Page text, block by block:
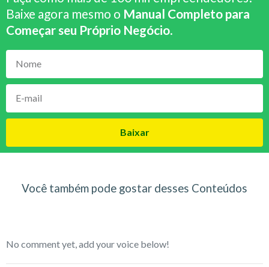
Baixe agora mesmo o Manual Completo para
Começar seu Próprio Negócio.
Baixar
Você também pode gostar desses Conteúdos
No comment yet, add your voice below!